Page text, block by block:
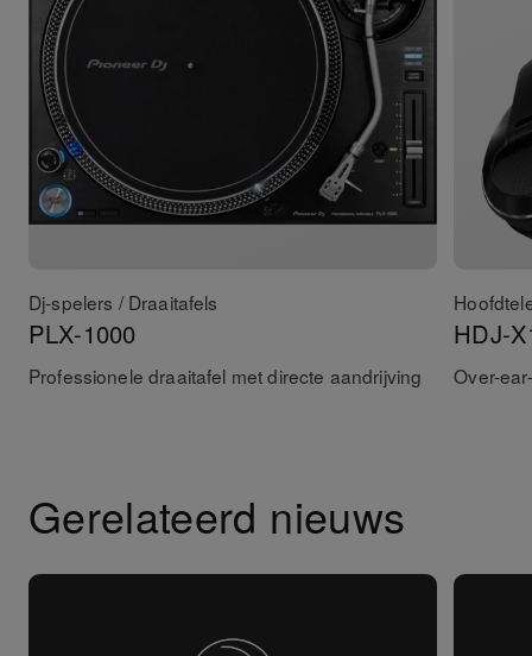
Dj-spelers / Draaitafels
PLX-1000
Professionele draaitafel met directe aandrijving
HDJ-
Over-
Gerelateerd nieuws